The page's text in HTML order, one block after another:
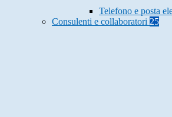
Telefono e posta
Consulenti e collaboratori 25